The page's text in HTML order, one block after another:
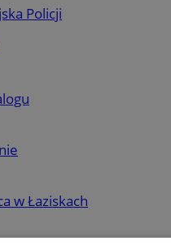
Policji
w Łaziskach